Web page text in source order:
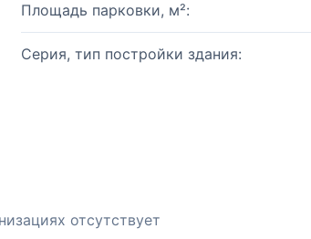
Площадь парковки, м²:
Серия, тип постройки здания:
отсутствует